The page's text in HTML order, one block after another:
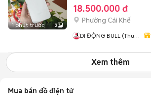
1 phút trước 3
18.500.000 đ
Phường Cái Khế
DI ĐỘNG BULL (Thu
Trả Trước)
Xem thêm
Mua bán đồ điện tử